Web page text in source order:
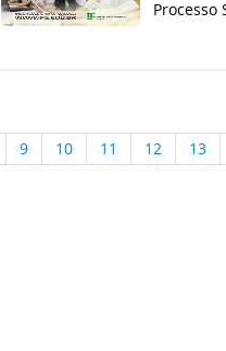
Processo
9 10 11 12 13